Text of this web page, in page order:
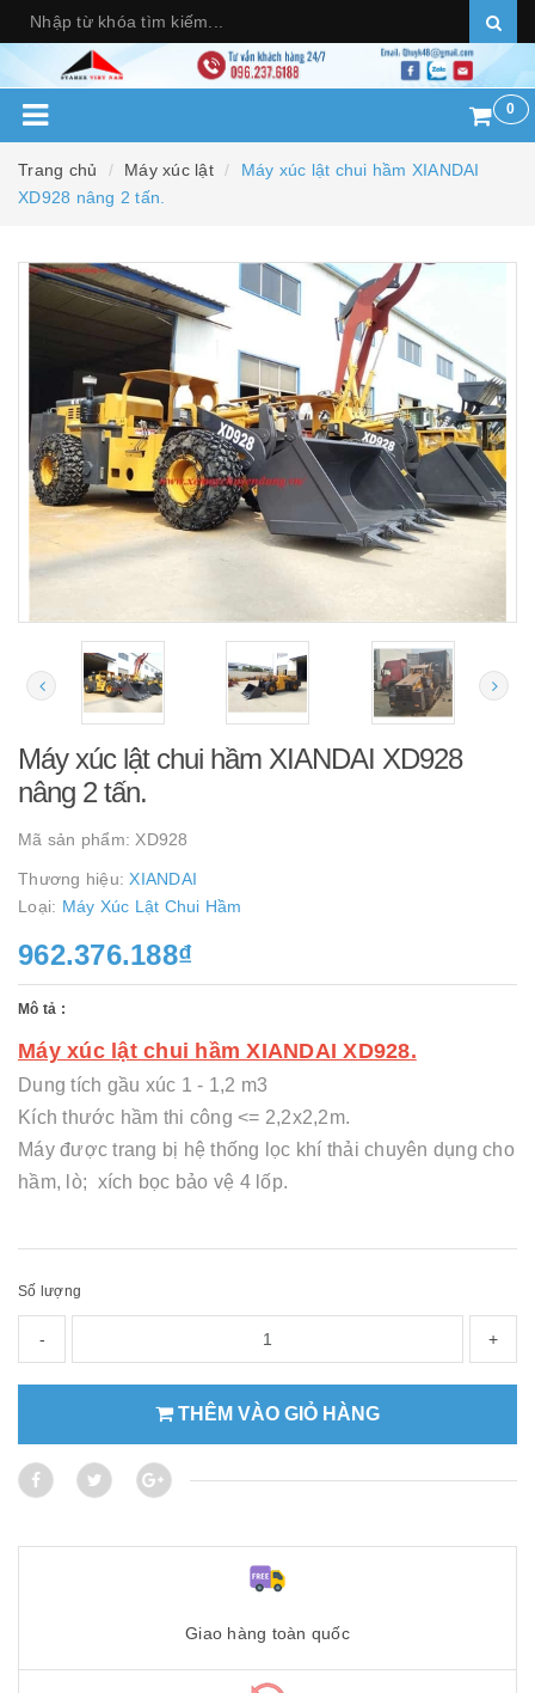
0
Trang chủ Máy xúc lật
Máy xúc lật chui hầm XIANDAI
XD928 nâng 2 tấn.
Máy xúc lật chui hầm XIANDAI XD928
nâng 2 tấn.
Mã sản phẩm: XD928
Thương hiệu: XIANDAI
Loại: Máy Xúc Lật Chui Hầm
962.376.188₫
Mô tả :
Máy xúc lật chui hầm XIANDAI XD928.
Dung tích gầu xúc 1 - 1,2 m3
Kích thước hầm thi công <= 2,2x2,2m.
Máy được trang bị hệ thống lọc khí thải chuyên dụng cho
hầm, lò; xích bọc bảo vệ 4 lốp.
Số lượng
- +
THÊM VÀO GIỎ HÀNG
Giao hàng toàn quốc